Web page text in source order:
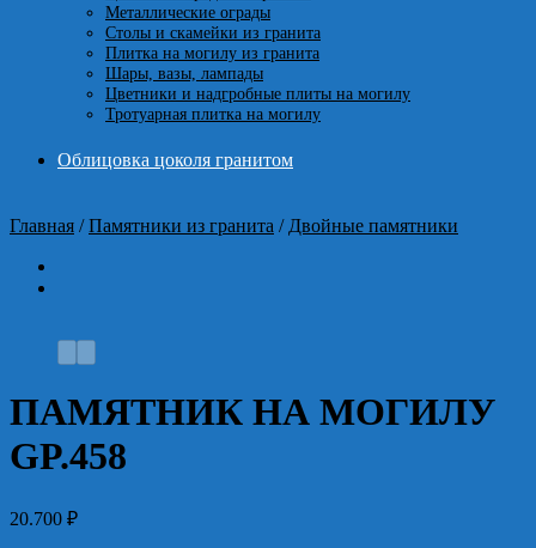
Металлические ограды
Столы и скамейки из гранита
Плитка на могилу из гранита
Шары, вазы, лампады
Цветники и надгробные плиты на могилу
Тротуарная плитка на могилу
Облицовка цоколя гранитом
Главная / Памятники из гранита / Двойные памятники
ПАМЯТНИК НА МОГИЛУ
GP.458
20.700 ₽